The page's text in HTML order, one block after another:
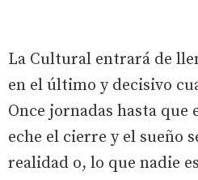
La Cultural entrará de
en el último y decisivo
Once jornadas hasta que
eche el cierre y el sueño
realidad o, lo que nadie